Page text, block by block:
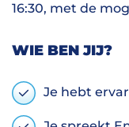
16:30, met de
WIE BEN JIJ?
Je hebt